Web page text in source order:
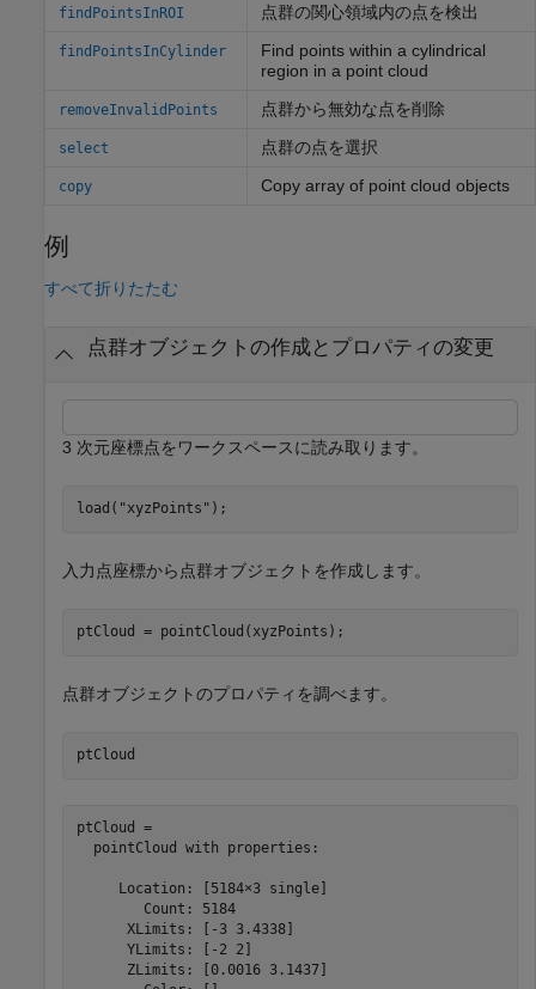
findPointsInROI 点群の関心領域内の点を検出
findPointsInCylinder
Find points within a cylindrical
region in a point cloud
removeInvalidPoints 点群から無効な点を削除
select 点群の点を選択
copy Copy array of point cloud objects
例
すべて折りたたむ
点群オブジェクトの作成とプロパティの変更
3 次元座標点をワークスペースに読み取ります。
load( "xyzPoints" );
入力点座標から点群オブジェクトを作成します。
ptCloud = pointCloud(xyzPoints);
点群オブジェクトのプロパティを調べます。
ptCloud
ptCloud =
  pointCloud with properties:
     Location: [5184×3 single]
        Count: 5184
      XLimits: [-3 3.4338]
      YLimits: [-2 2]
      ZLimits: [0.0016 3.1437]